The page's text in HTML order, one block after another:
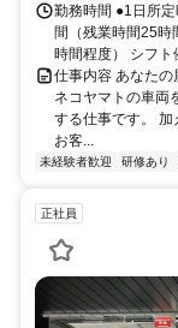
勤務時間 ●1日所
間（残業時間25時
時間程度） シフ
仕事内容 あなたの
ネコヤマトの車両
する仕事です。 加
お客...
未経験者歓迎 研修あり
正社員